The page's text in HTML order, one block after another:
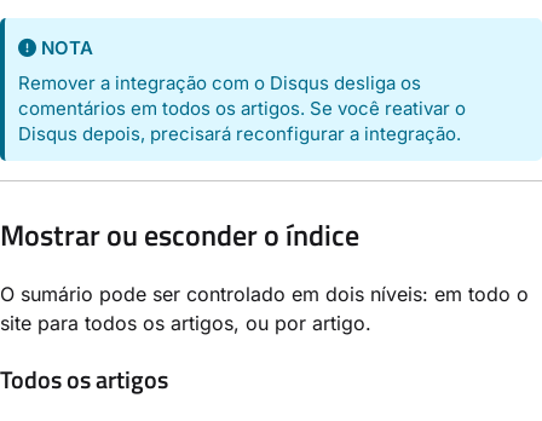
NOTA
Remover a integração com o Disqus desliga os
comentários em todos os artigos. Se você reativar o
Disqus depois, precisará reconfigurar a integração.
Mostrar ou esconder o índice
O sumário pode ser controlado em dois níveis: em todo o
site para todos os artigos, ou por artigo.
Todos os artigos